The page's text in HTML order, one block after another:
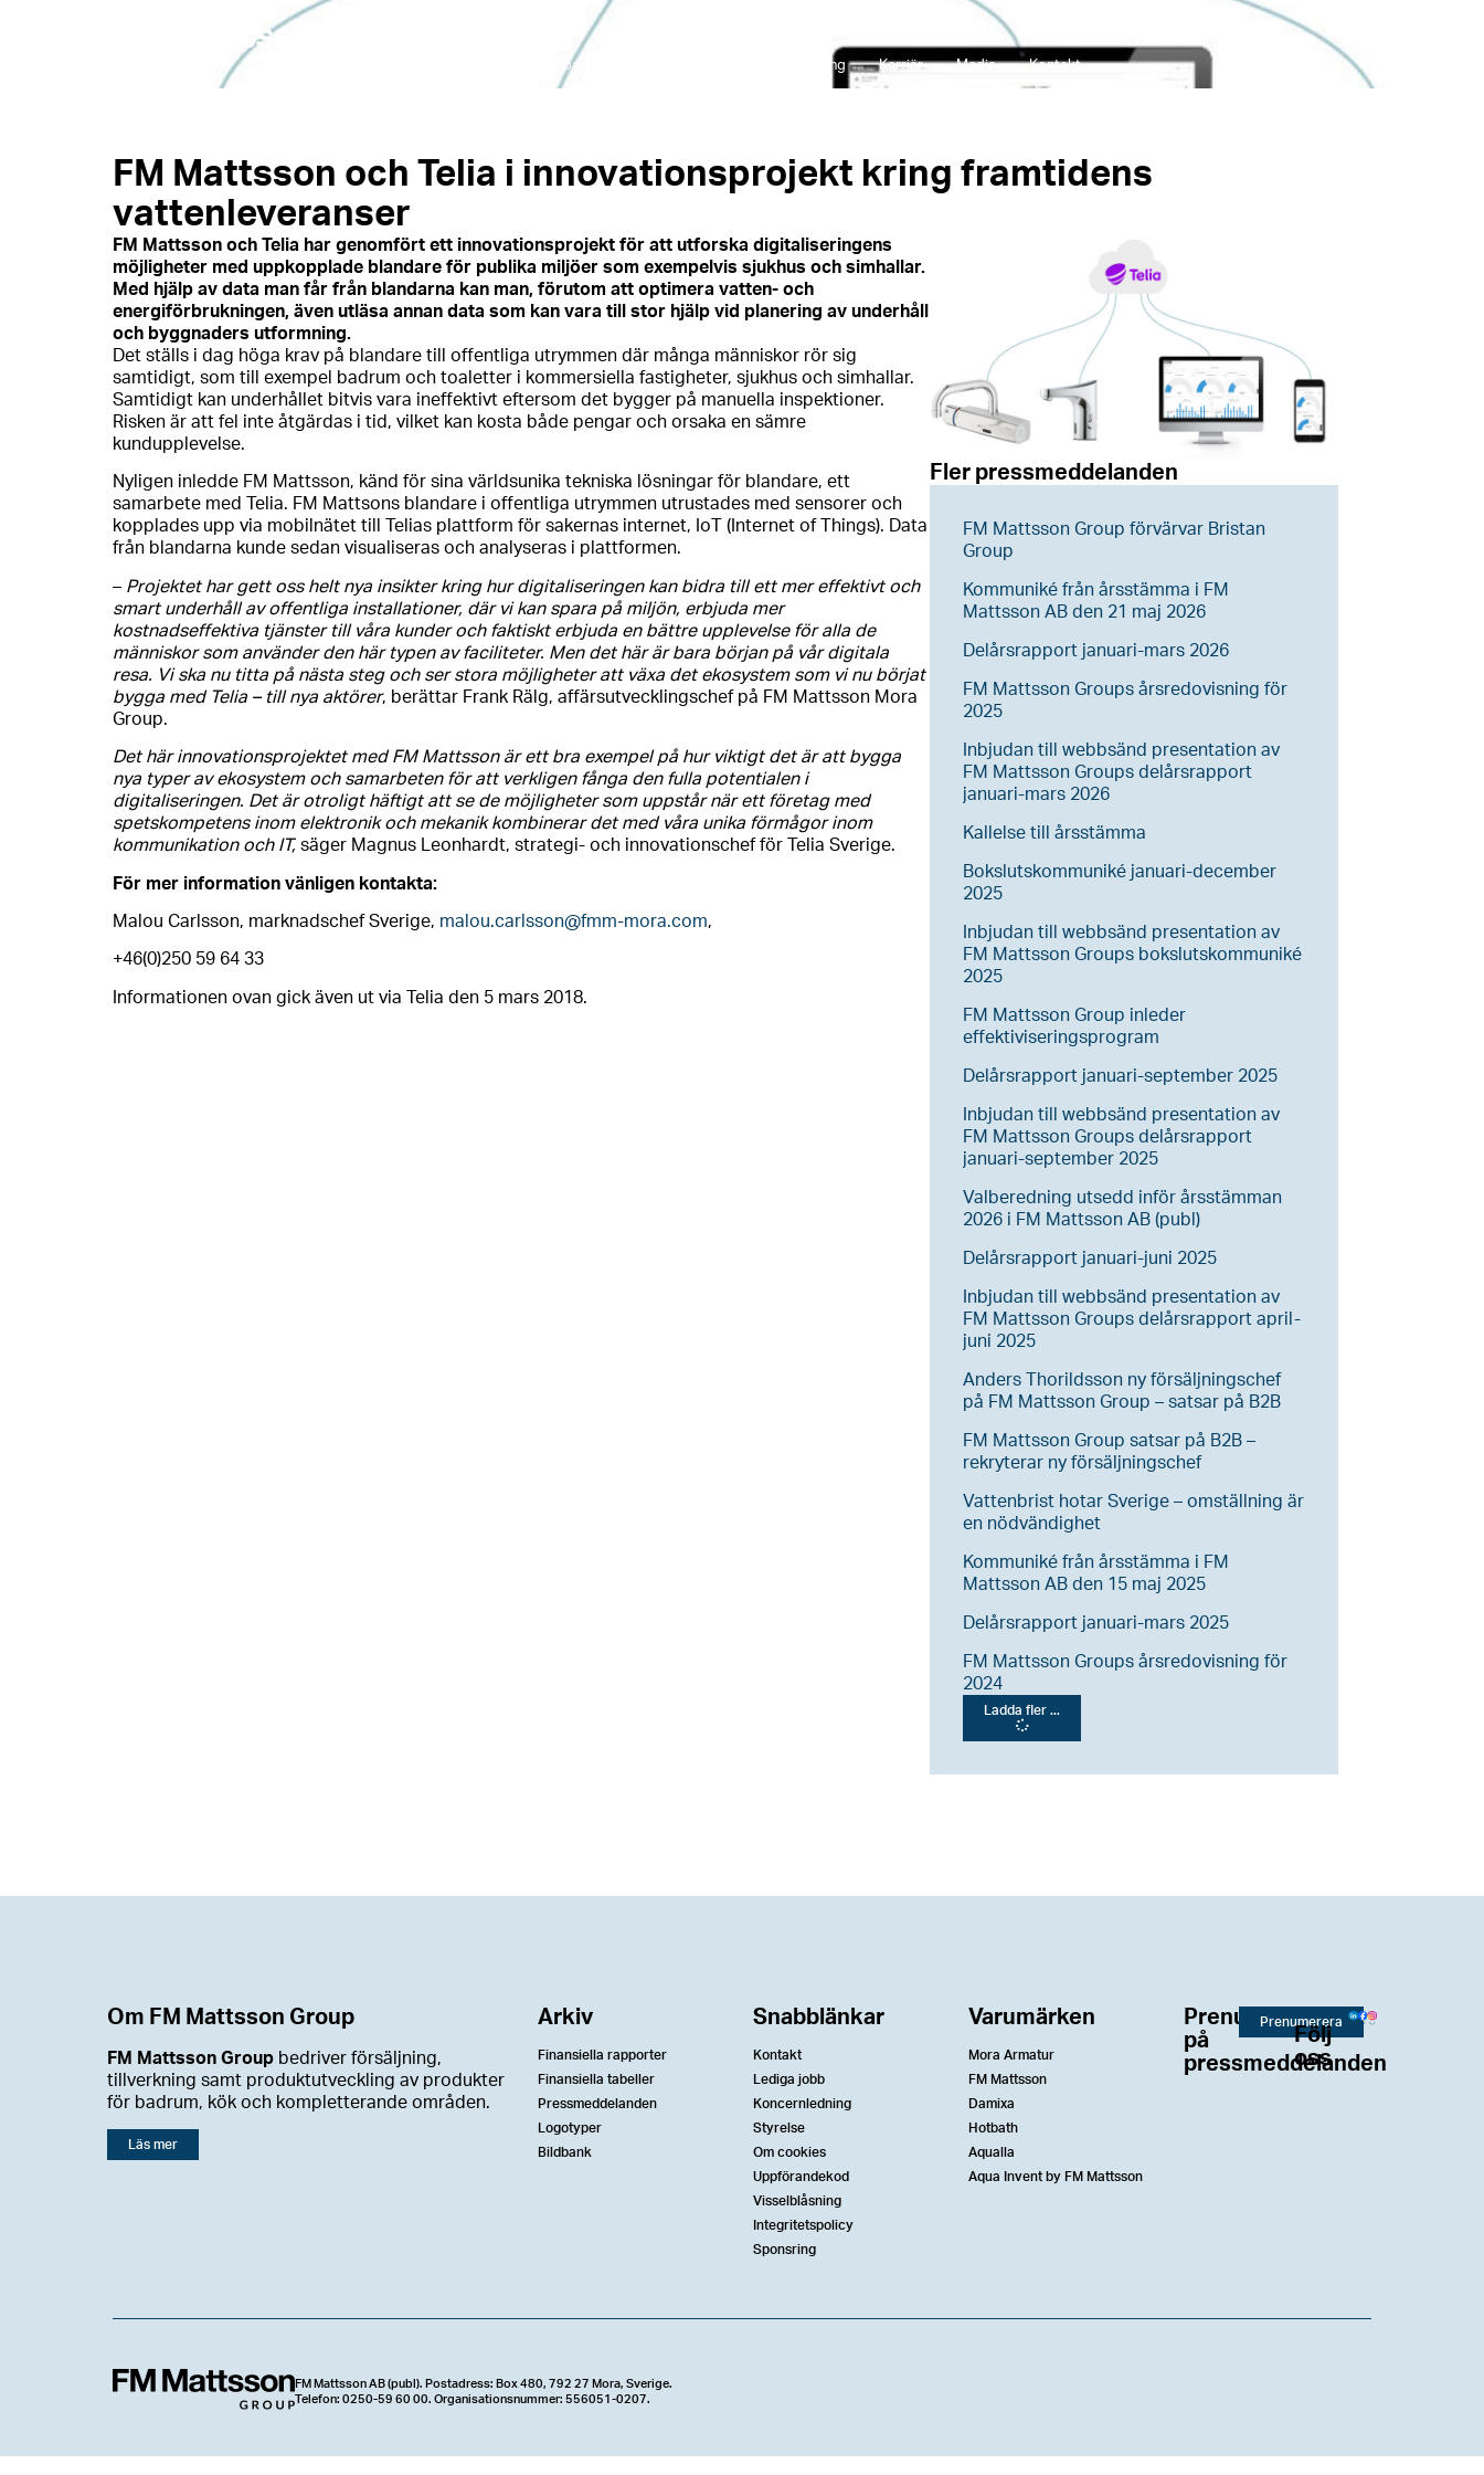
Hållbarhet Bolagsstyrning Karriär Media Kontakt
FM Mattsson och Telia i innovationsprojekt kring framtidens
vattenleveranser
FM Mattsson och Telia har genomfört ett innovationsprojekt för att utforska digitaliseringens
möjligheter med uppkopplade blandare för publika miljöer som exempelvis sjukhus och simhallar.
Med hjälp av data man får från blandarna kan man, förutom att optimera vatten- och
energiförbrukningen, även utläsa annan data som kan vara till stor hjälp vid planering av underhåll
och byggnaders utformning.
Det ställs i dag höga krav på blandare till offentliga utrymmen där många människor rör sig
samtidigt, som till exempel badrum och toaletter i kommersiella fastigheter, sjukhus och simhallar.
Samtidigt kan underhållet bitvis vara ineffektivt eftersom det bygger på manuella inspektioner.
Risken är att fel inte åtgärdas i tid, vilket kan kosta både pengar och orsaka en sämre
kundupplevelse.
Nyligen inledde FM Mattsson, känd för sina världsunika tekniska lösningar för blandare, ett
samarbete med Telia. FM Mattsons blandare i offentliga utrymmen utrustades med sensorer och
kopplades upp via mobilnätet till Telias plattform för sakernas internet, IoT (Internet of Things). Data
från blandarna kunde sedan visualiseras och analyseras i plattformen.
– Projektet har gett oss helt nya insikter kring hur digitaliseringen kan bidra till ett mer effektivt och
smart underhåll av offentliga installationer, där vi kan spara på miljön, erbjuda mer
kostnadseffektiva tjänster till våra kunder och faktiskt erbjuda en bättre upplevelse för alla de
människor som använder den här typen av faciliteter. Men det här är bara början på vår digitala
resa. Vi ska nu titta på nästa steg och ser stora möjligheter att växa det ekosystem som vinu börjat
bygga med Telia – till nya aktörer, berättar Frank Rälg, affärsutvecklingschef på FM Mattsson Mora
Group.
Det här innovationsprojektet med FM Mattsson är ett bra exempel på hur viktigt det är att bygga
nya typer av ekosystem och samarbeten för att verkligen fånga den fulla potentialen i
digitaliseringen. Det är otroligt häftigt att se de möjligheter som uppstår när ett företag med
spetskompetens inom elektronik och mekanik kombinerar det med våra unika förmågor inom
kommunikation och IT, säger Magnus Leonhardt, strategi- och innovationschef för Telia Sverige.
För mer information vänligen kontakta:
Malou Carlsson, marknadschef Sverige, malou.carlsson@fmm-mora.com,
+46(0)250 59 64 33
Informationen ovan gick även ut via Telia den 5 mars 2018.
Fler pressmeddelanden
FM Mattsson Group förvärvar Bristan
Group
Kommuniké från årsstämma i FM
Mattsson AB den 21 maj 2026
Delårsrapport januari-mars 2026
FM Mattsson Groups årsredovisning för
2025
Inbjudan till webbsänd presentation av
FM Mattsson Groups delårsrapport
januari-mars 2026
Kallelse till årsstämma
Bokslutskommuniké januari-december
2025
Inbjudan till webbsänd presentation av
FM Mattsson Groups bokslutskommuniké
2025
FM Mattsson Group inleder
effektiviseringsprogram
Delårsrapport januari-september 2025
Inbjudan till webbsänd presentation av
FM Mattsson Groups delårsrapport
januari-september 2025
Valberedning utsedd inför årsstämman
2026 i FM Mattsson AB (publ)
Delårsrapport januari-juni 2025
Inbjudan till webbsänd presentation av
FM Mattsson Groups delårsrapport april-
juni 2025
Anders Thorildsson ny försäljningschef
på FM Mattsson Group – satsar på B2B
FM Mattsson Group satsar på B2B –
rekryterar ny försäljningschef
Vattenbrist hotar Sverige – omställning är
en nödvändighet
Kommuniké från årsstämma i FM
Mattsson AB den 15 maj 2025
Delårsrapport januari-mars 2025
FM Mattsson Groups årsredovisning för
2024
Ladda fler ...
Om FM Mattsson Group
FM Mattsson Group bedriver försäljning,
tillverkning samt produktutveckling av produkter
för badrum, kök och kompletterande områden.
Läs mer
Arkiv
Finansiella rapporter
Finansiella tabeller
Pressmeddelanden
Logotyper
Bildbank
Snabblänkar
Kontakt
Lediga jobb
Koncernledning
Styrelse
Om cookies
Uppförandekod
Visselblåsning
Integritetspolicy
Sponsring
Varumärken
Mora Armatur
FM Mattsson
Damixa
Hotbath
Aqualla
Aqua Invent by FM Mattsson
Prenumerera
på
pressmeddelanden
Prenumerera
Följ
oss
FM Mattsson AB (publ). Postadress: Box 480, 792 27 Mora, Sverige.
Telefon: 0250-59 60 00. Organisationsnummer: 556051-0207.